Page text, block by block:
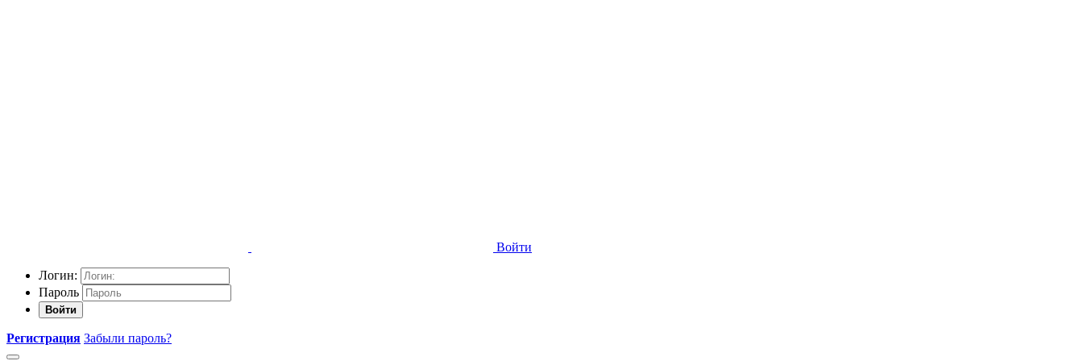
Войти
Логин:
Пароль
Войти
Регистрация Забыли пароль?